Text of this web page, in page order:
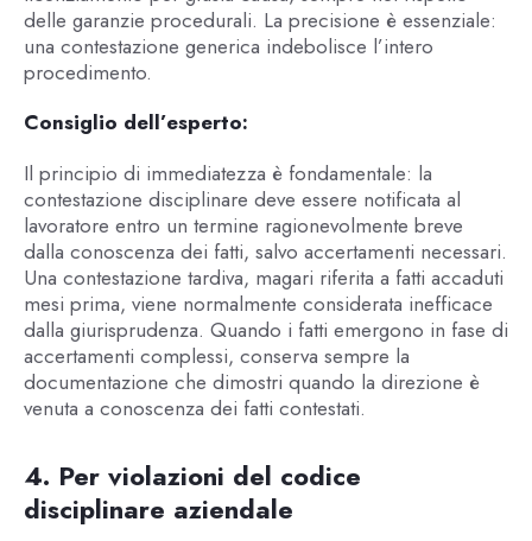
delle garanzie procedurali. La precisione è essenziale:
una contestazione generica indebolisce l’intero
procedimento.
Consiglio dell’esperto:
Il principio di immediatezza è fondamentale: la
contestazione disciplinare deve essere notificata al
lavoratore entro un termine ragionevolmente breve
dalla conoscenza dei fatti, salvo accertamenti necessari.
Una contestazione tardiva, magari riferita a fatti accaduti
mesi prima, viene normalmente considerata inefficace
dalla giurisprudenza. Quando i fatti emergono in fase di
accertamenti complessi, conserva sempre la
documentazione che dimostri quando la direzione è
venuta a conoscenza dei fatti contestati.
4. Per violazioni del codice
disciplinare aziendale